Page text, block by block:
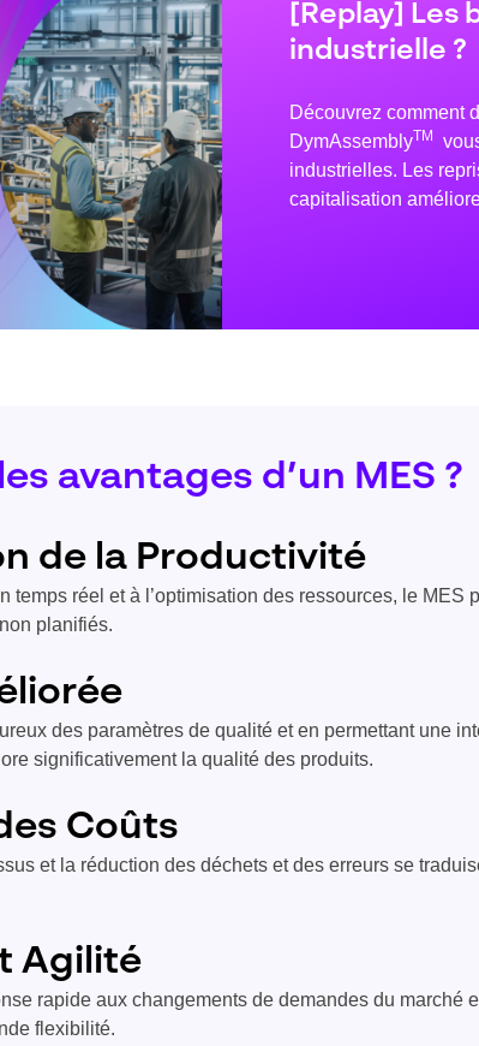
[Replay] Les
industrielle ?
Découvrez comment
DymAssemblyTM
industrielles. Les
capitalisation
avantages d’un MES ?
de la Productivité
temps réel et à l’optimisation des ressources, le MES
planifiés.
des paramètres de qualité et en permettant une
significativement la qualité des produits.
Coûts
et la réduction des déchets et des erreurs se
Agilité
rapide aux changements de demandes du marché
flexibilité.